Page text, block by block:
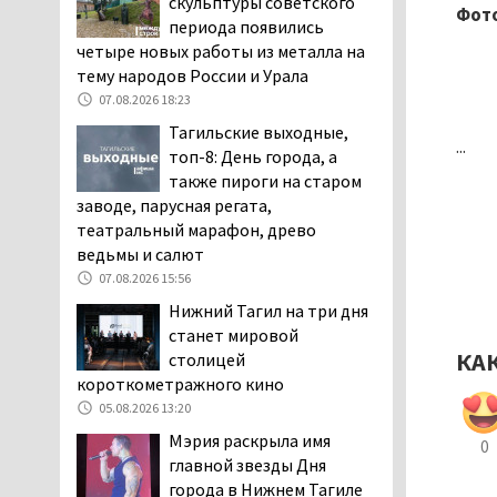
...
0
дня запретят
электросамокаты
«Я уверен, это бельевая
вошь». Родители 10-
летней девочки
пожаловались на кровососущих
паразитов, которые искусали их
ребёнка в детской больнице
Нижнего Тагила
05.08.2026 17:59
Директора уральского
предприятия по
производству дронов
«Упырь» подорвали в автомобиле
под Екатеринбургом
Эксперты назвали
причины массового мора
периода появились
четыре новых работы из металла на
тему народов России и Урала
07.08.2026 18:23
Тагильские выходные,
топ-8: День города, а
также пироги на старом
заводе, парусная регата,
театральный марафон, древо
ведьмы и салют
07.08.2026 15:56
Нижний Тагил на три дня
станет мировой
столицей
короткометражного кино
05.08.2026 13:20
Мэрия раскрыла имя
главной звезды Дня
города в Нижнем Тагиле